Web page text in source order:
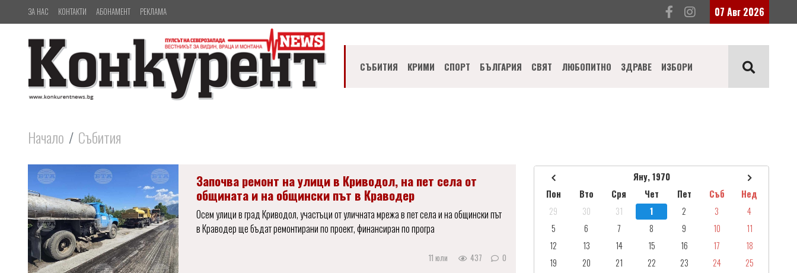
ЗА НАС КОНТАКТИ АБОНАМЕНТ РЕКЛАМА 07 Авг 2026
СЪБИТИЯ КРИМИ СПОРТ БЪЛГАРИЯ СВЯТ ЛЮБОПИТНО ЗДРАВЕ ИЗБОРИ
Начало Събития
Започва ремонт на улици в Криводол, на пет села от
общината и на общински път в Краводер
Осем улици в град Криводол, участъци от уличната мрежа в пет села и на общински път
в Краводер ще бъдат ремонтирани по проект, финансиран по програ
11 юли 437 0
Яну, 1970
Пон
Вто Сря Чет Пет Съб
Нед
29
30 31 1 2 3
4
5
6 7 8 9 10
11
12
13 14 15 16 17
18
19
20 21 22 23 24
25